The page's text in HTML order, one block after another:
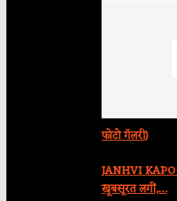
फोटो गॅलरी)
JANHVI
खूबसूरत लगीं,…